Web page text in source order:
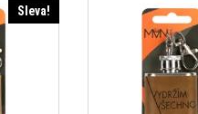
Sleva!